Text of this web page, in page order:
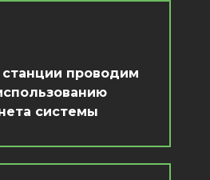
проводим
системы